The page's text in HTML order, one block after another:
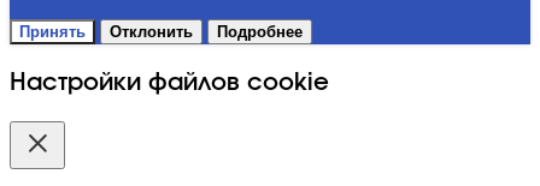
Принять Отклонить Подробнее
Настройки файлов cookie